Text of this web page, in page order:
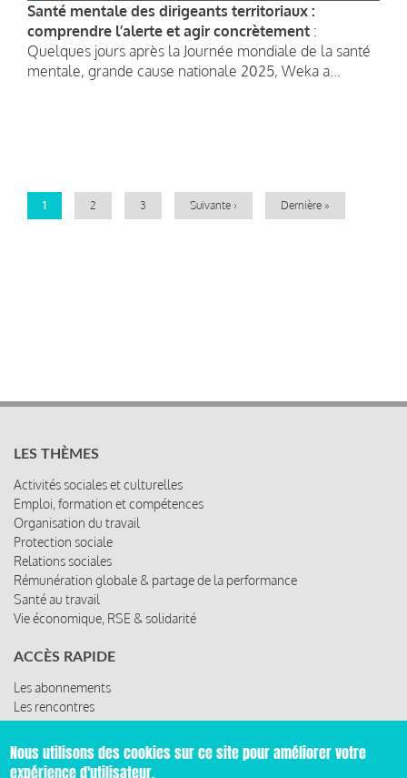
Santé mentale des dirigeants territoriaux :
comprendre l’alerte et agir concrètement :
Quelques jours après la Journée mondiale de la santé
mentale, grande cause nationale 2025, Weka a...
Page
1 Page
2 Page
3
Page
Suivante ›
Dernière
Dernière »
LES THÈMES
Activités sociales et culturelles
Emploi, formation et compétences
Organisation du travail
Protection sociale
Relations sociales
Rémunération globale & partage de la performance
Santé au travail
Vie économique, RSE & solidarité
ACCÈS RAPIDE
Les abonnements
Les rencontres
Les ressources
Nous utilisons des cookies sur ce site pour améliorer votre
expérience d'utilisateur.